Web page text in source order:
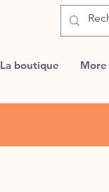
La boutique More